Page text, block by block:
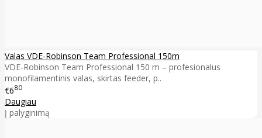
Valas VDE-Robinson Team Professional 150m
VDE-Robinson Team Professional 150 m – profesionalus
monofilamentinis valas, skirtas feeder, p..
€680
Daugiau
Į palyginimą